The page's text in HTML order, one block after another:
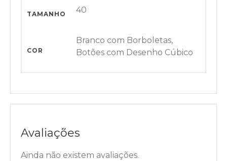
TAMANHO 40
COR
Branco com Borboletas,
Botões com Desenho Cúbico
Avaliações
Ainda não existem avaliações.